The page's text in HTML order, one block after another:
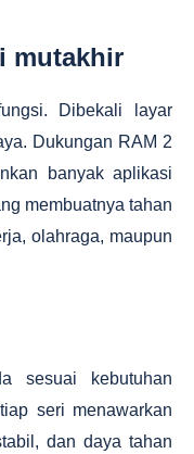
mutakhir
Dibekali layar
Dukungan RAM 2
banyak aplikasi
membuatnya tahan
olahraga, maupun
sesuai kebutuhan
seri menawarkan
dan daya tahan